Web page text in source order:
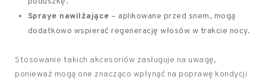
Spraye nawilżające – aplikowane przed snem, mogą
dodatkowo wspierać regenerację włosów w trakcie nocy.
Stosowanie takich akcesoriów zasługuje na uwagę,
ponieważ mogą one znacząco wpłynąć na poprawę kondycji